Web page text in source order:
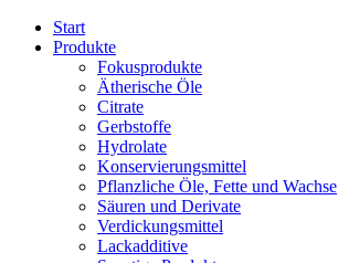
Start
Produkte
Fokusprodukte
Ätherische Öle
Citrate
Gerbstoffe
Hydrolate
Konservierungsmittel
Pflanzliche Öle, Fette und Wachse
Säuren und Derivate
Verdickungsmittel
Lackadditive